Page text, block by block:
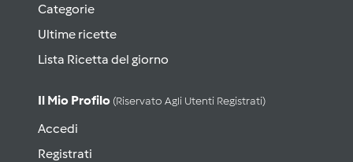
Categorie
Ultime ricette
Lista Ricetta del giorno
Il Mio Profilo (riservato Agli Utenti Registrati)
Accedi
Registrati